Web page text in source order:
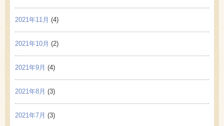
2021年11月 (4)
2021年10月 (2)
2021年9月 (4)
2021年8月 (3)
2021年7月 (3)